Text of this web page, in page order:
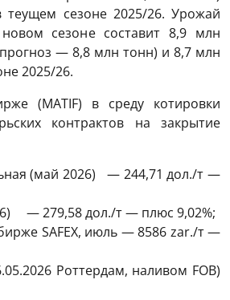
сезоне 2025/26. Урожай
сезоне составит 8,9 млн
— 8,8 млн тонн) и 8,7 млн
2025/26.
(МАTIF) в среду котировки
контрактов на закрытие
(май 2026) — 244,71 дол./т —
— 279,58 дол./т — плюс 9,02%;
SAFEX, июль — 8586 zar./т —
Роттердам, наливом FOB)